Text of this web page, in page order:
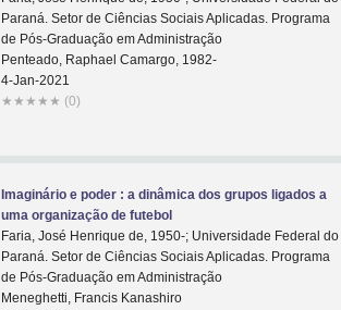
Paraná. Setor de Ciências Sociais Aplicadas. Programa
de Pós-Graduação em Administração
Penteado, Raphael Camargo, 1982-
4-Jan-2021
★ ★ ★ ★ ★ (0)
Imaginário e poder : a dinâmica dos grupos ligados a
uma organização de futebol
Faria, José Henrique de, 1950-; Universidade Federal do
Paraná. Setor de Ciências Sociais Aplicadas. Programa
de Pós-Graduação em Administração
Meneghetti, Francis Kanashiro